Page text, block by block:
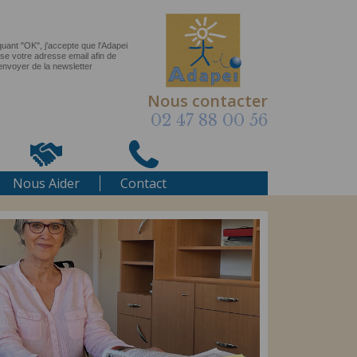
Nous contacter
02 47 88 00 56
Nous Aider Contact